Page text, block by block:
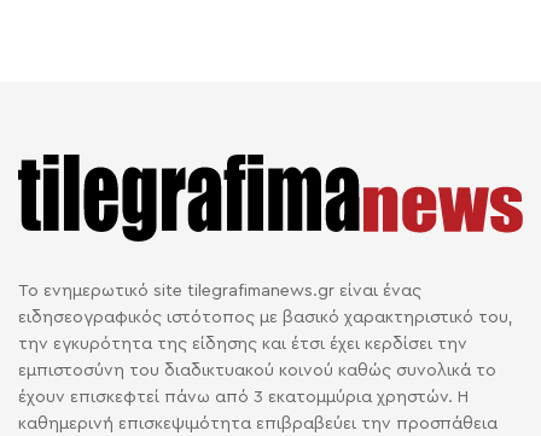
Το ενημερωτικό site tilegrafimanews.gr είναι ένας
ειδησεογραφικός ιστότοπος με βασικό χαρακτηριστικό του,
την εγκυρότητα της είδησης και έτσι έχει κερδίσει την
εμπιστοσύνη του διαδικτυακού κοινού καθώς συνολικά το
έχουν επισκεφτεί πάνω από 3 εκατομμύρια χρηστών. Η
καθημερινή επισκεψιμότητα επιβραβεύει την προσπάθεια